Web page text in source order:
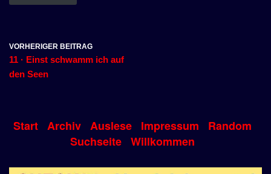
VORHERIGER BEITRAG
11 · Einst schwamm ich auf
den Seen
Start Archiv Auslese Impressum
Random
Suchseite Willkommen